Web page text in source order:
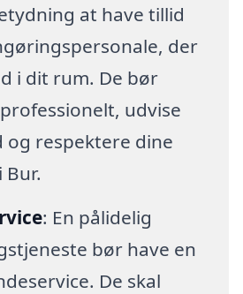
at have tillid
der
i dit rum. De bør
udvise
og respektere dine
Bur.
: En pålidelig
bør have en
De skal